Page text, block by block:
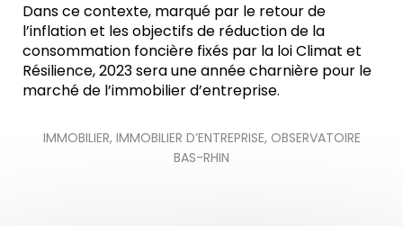
Dans ce contexte, marqué par le retour de
l’inflation et les objectifs de réduction de la
consommation foncière fixés par la loi Climat et
Résilience, 2023 sera une année charnière pour le
marché de l’immobilier d’entreprise.
IMMOBILIER, IMMOBILIER D’ENTREPRISE, OBSERVATOIRE
BAS-RHIN